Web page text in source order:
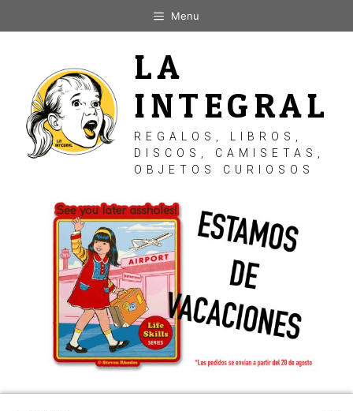
al
Menu
LA
INTEGRAL
REGALOS, LIBROS,
DISCOS, CAMISETAS,
OBJETOS CURIOSOS